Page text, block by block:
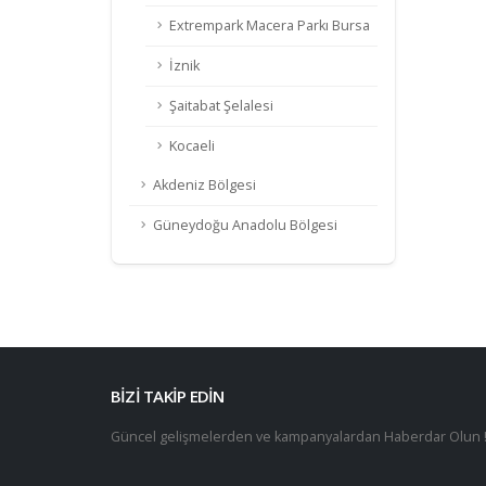
Extrempark Macera Parkı Bursa
İznik
Şaitabat Şelalesi
Kocaeli
Akdeniz Bölgesi
Güneydoğu Anadolu Bölgesi
BİZİ TAKİP EDİN
Güncel gelişmelerden ve kampanyalardan Haberdar Olun !